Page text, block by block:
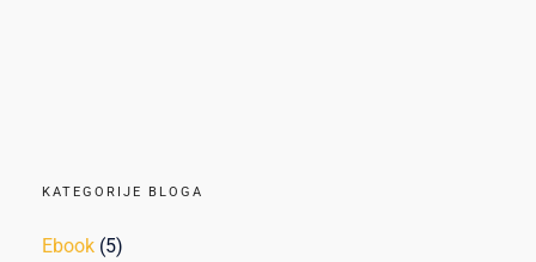
KATEGORIJE BLOGA
Ebook (5)